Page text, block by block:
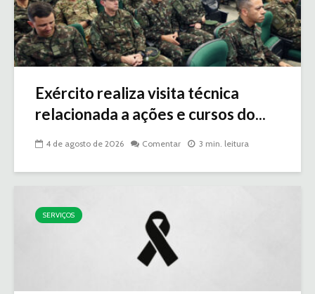
Exército realiza visita técnica
relacionada a ações e cursos do...
4 de agosto de 2026 Comentar 3 min. leitura
SERVIÇOS